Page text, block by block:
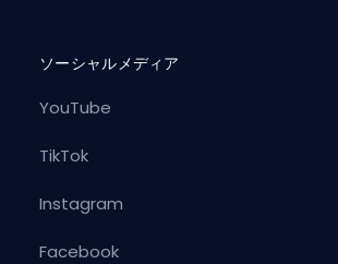
ソーシャルメディア
YouTube
TikTok
Instagram
Facebook